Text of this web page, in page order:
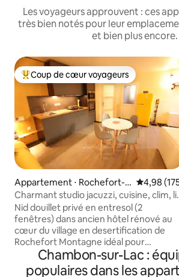
Les voyageurs approuvent : ces
très bien notés pour leur
et bien plus encore.
Coups de cœur voyageurs les plus
Coup de cœur voyageurs
Appartement ⋅ Rochefort-
Montagne
4,98
Charmant studio jacuzzi, cuisine, clim,
géant
Nid douillet privé en entresol (2
fenêtres) dans ancien hôtel rénové au
cœur du village en desertification de
Rochefort Montagne idéal pour
randonnée, ski, et découverte de
l'auvergne, du Sancy et de la chaine des
Chambon-sur-Lac :
populaires dans les